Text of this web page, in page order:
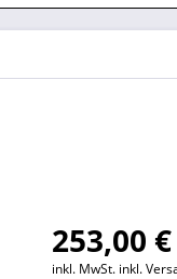
253,00
inkl. MwSt. inkl.